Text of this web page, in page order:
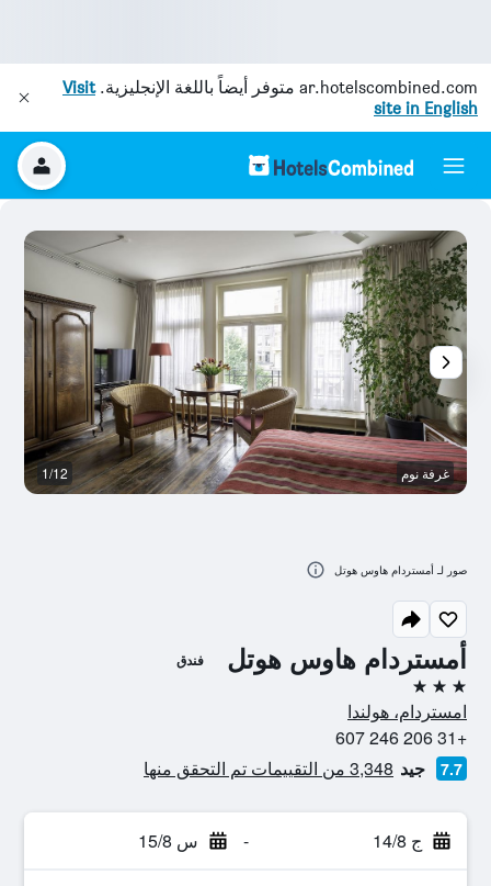
ar.hotelscombined.com متوفر أيضاً باللغة الإنجليزية.Visit
site in English
أمستردام هاوس هوتل فندق
3 نجوم
امستردام، هولندا
+31 206 246 607
7.7 جيد 3,348 من التقييمات تم التحقق منها
ج 14/8 - س 15/8
غرفة نوم 1/12
صور لـ أمستردام هاوس هوتل